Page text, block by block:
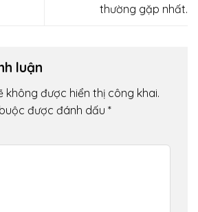
thường gặp nhất.
luận
không được hiển thị công khai.
được đánh dấu *